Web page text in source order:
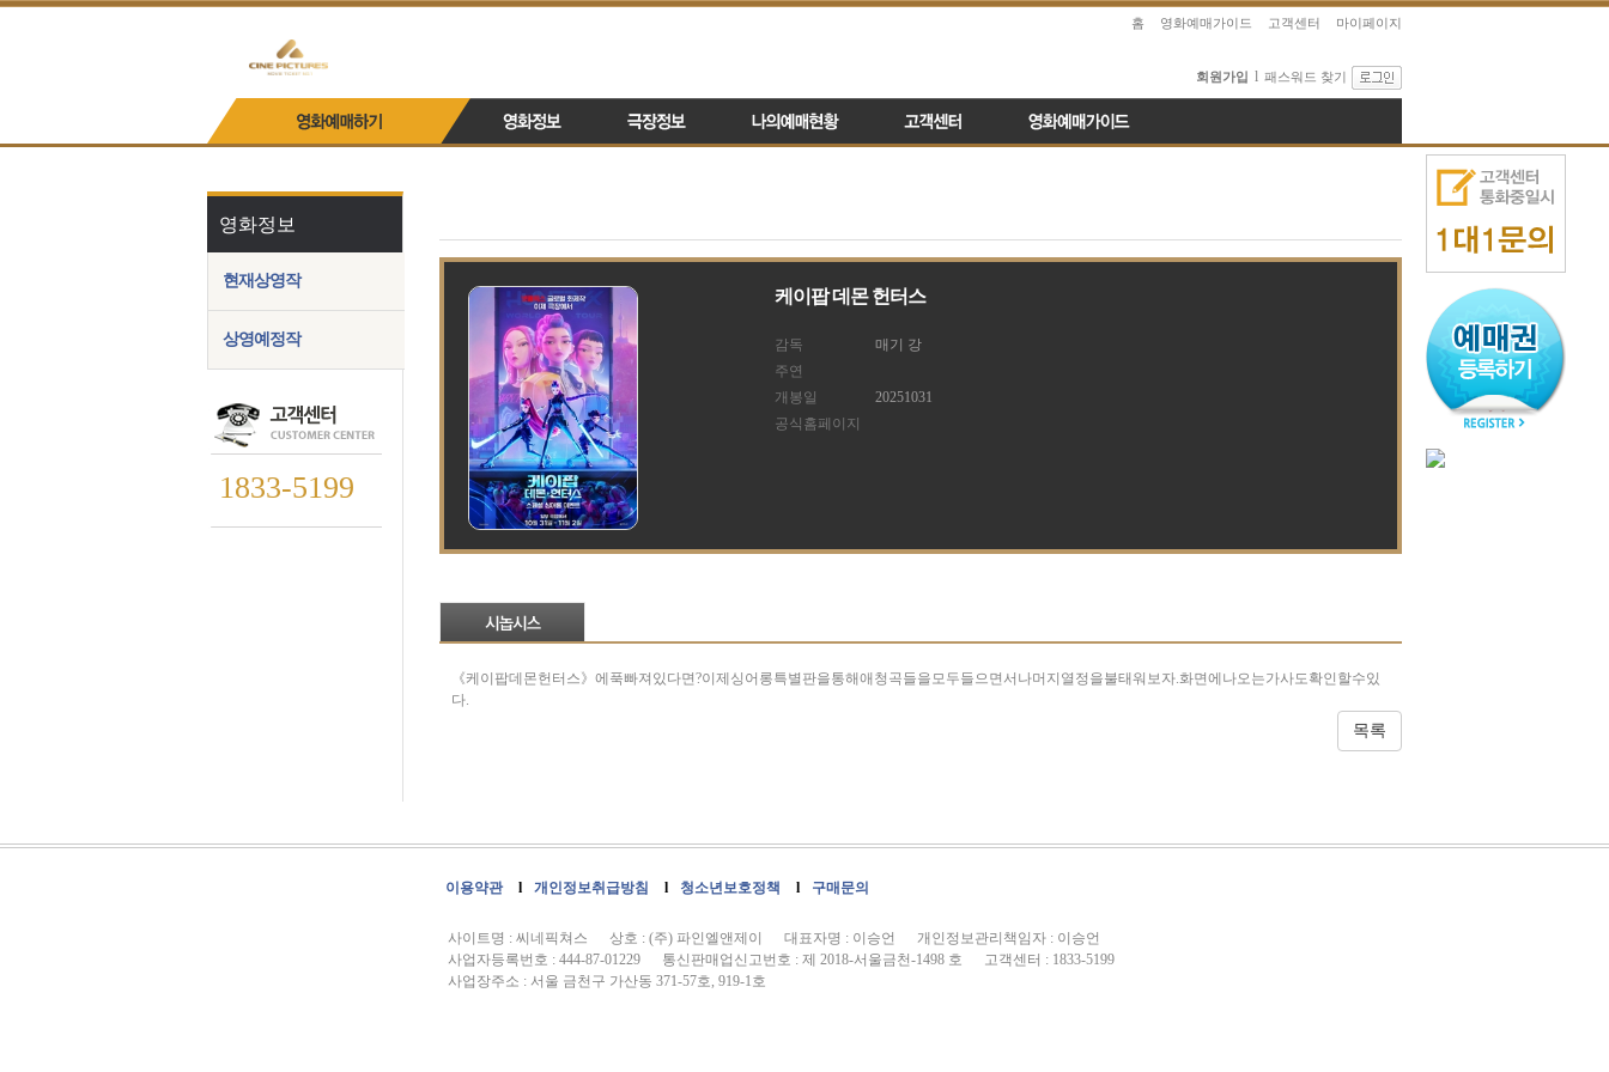
홈 영화예매가이드 고객센터 마이페이지
회원가입 l 패스워드 찾기
영화정보
현재상영작
상영예정작
1833-5199
케이팝 데몬 헌터스
감독
주연
개봉일
공식홈페이지
매기 강
20251031
《케이팝데몬헌터스》에푹빠져있다면?이제싱어롱특별판을통해애청곡들을모두들으면서나머지열정을불태워보자.화면에나오는가사도확인할수있
다.
이용약관 l 개인정보취급방침 l 청소년보호정책 l 구매문의
사이트명 : 씨네픽쳐스 상호 : (주) 파인엘앤제이 대표자명 : 이승언 개인정보관리책임자 : 이승언
사업자등록번호 : 444-87-01229 통신판매업신고번호 : 제 2018-서울금천-1498 호 고객센터 : 1833-5199
사업장주소 : 서울 금천구 가산동 371-57호, 919-1호